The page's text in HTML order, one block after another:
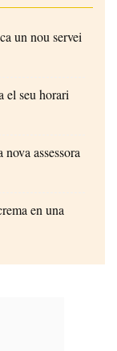
un nou servei
el seu horari
assessora
en una